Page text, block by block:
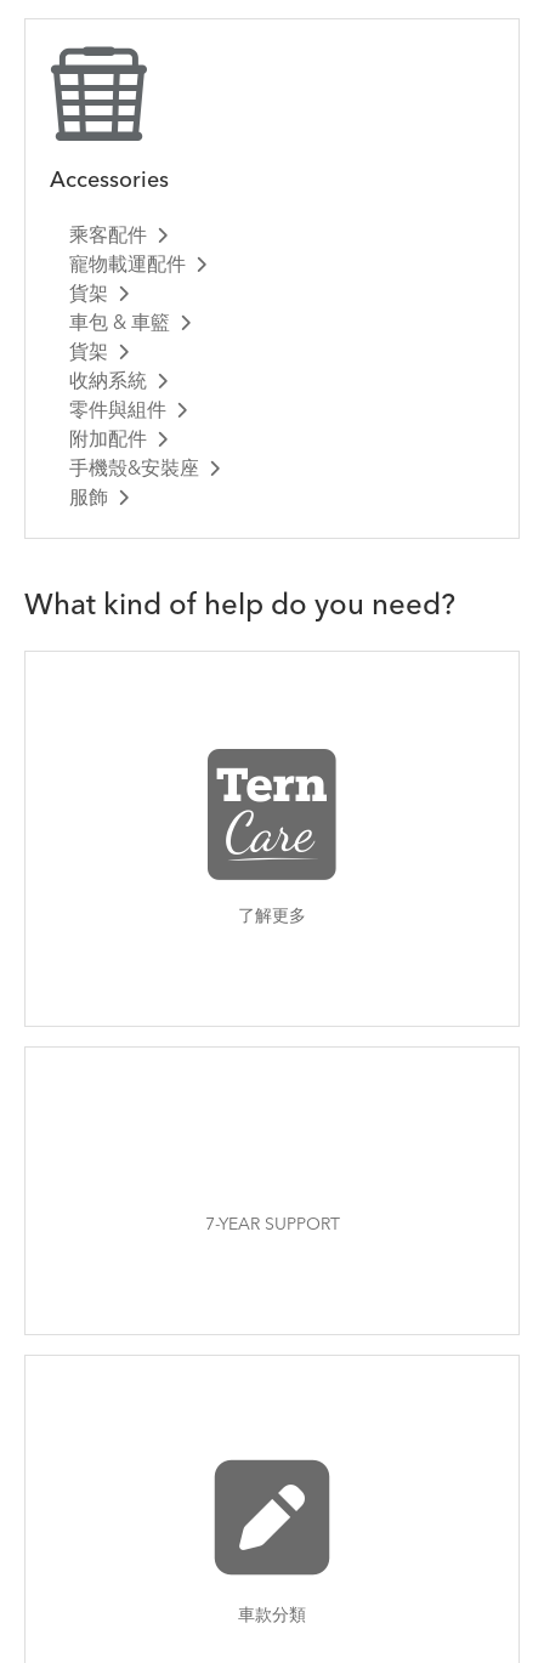
Accessories
乘客配件
寵物載運配件
貨架
車包 & 車籃
貨架
收納系統
零件與組件
附加配件
手機殼&安裝座
服飾
What kind of help do you need?
了解更多
7-YEAR SUPPORT
車款分類